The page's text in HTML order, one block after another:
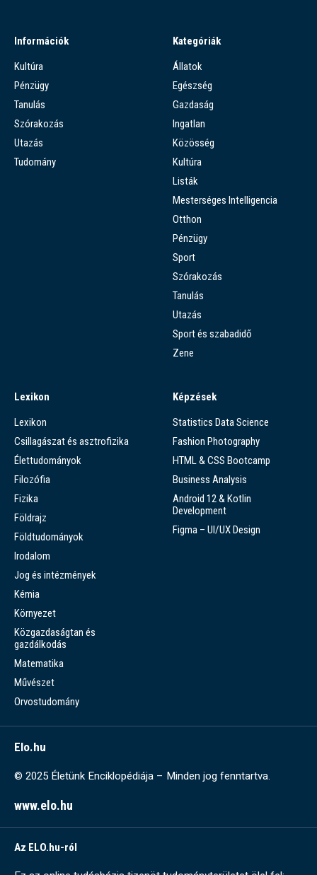
Információk
Kultúra
Pénzügy
Tanulás
Szórakozás
Utazás
Tudomány
Kategóriák
Állatok
Egészség
Gazdaság
Ingatlan
Közösség
Kultúra
Listák
Mesterséges Intelligencia
Otthon
Pénzügy
Sport
Szórakozás
Tanulás
Utazás
Sport és szabadidő
Zene
Lexikon
Lexikon
Csillagászat és asztrofizika
Élettudományok
Filozófia
Fizika
Földrajz
Földtudományok
Irodalom
Jog és intézmények
Kémia
Környezet
Közgazdaságtan és
gazdálkodás
Matematika
Művészet
Orvostudomány
Képzések
Statistics Data Science
Fashion Photography
HTML & CSS Bootcamp
Business Analysis
Android 12 & Kotlin
Development
Figma – UI/UX Design
Elo.hu
© 2025 Életünk Enciklopédiája – Minden jog fenntartva.
www.elo.hu
Az ELO.hu-ról